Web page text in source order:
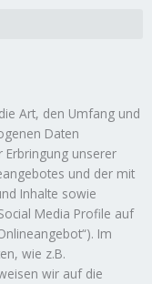
Art, den Umfang und
Daten
Erbringung unserer
und der mit
Inhalte sowie
Media Profile auf
Im
wie z.B.
wir auf die